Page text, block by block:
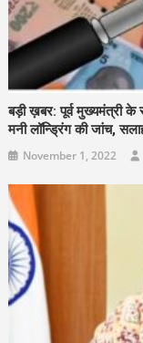
बड़ी ख़बर: पूर्व मुख्यमंत्री
मनी लॉन्ड्रिंग की जांच,
November 1, 2022